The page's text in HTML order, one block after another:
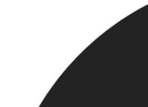
Gráficos en Movimiento
Imágenes Editoriales
Eventos Editoriales